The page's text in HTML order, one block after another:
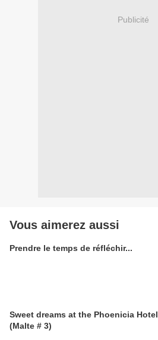
Publicité
Vous aimerez aussi
Prendre le temps de réfléchir...
Sweet dreams at the Phoenicia Hotel
(Malte # 3)